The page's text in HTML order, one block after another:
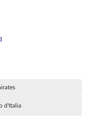
d'Italia